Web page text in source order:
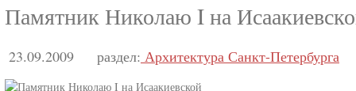
Памятник Николаю I на
23.09.2009 раздел: Архитектура Санкт-Петербурга